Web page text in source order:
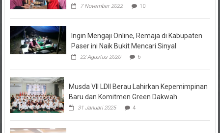
7 November 2022 10
Ingin Mengaji Online, Remaja di Kabupaten
Paser ini Naik Bukit Mencari Sinyal
22 Agustus 2020 6
Musda VII LDII Berau Lahirkan Kepemimpinan
Baru dan Komitmen Green Dakwah
31 Januari 2025 4